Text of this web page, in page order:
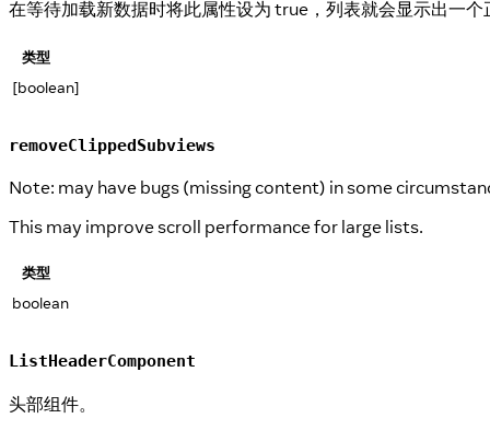
在等待加载新数据时将此属性设为 true，列表就会显示出一个
类型
[boolean]
removeClippedSubviews
Note: may have bugs (missing content) in some
This may improve scroll performance for large lists.
类型
boolean
ListHeaderComponent
头部组件。